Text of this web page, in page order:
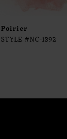
Poirier
STYLE #NC-1392